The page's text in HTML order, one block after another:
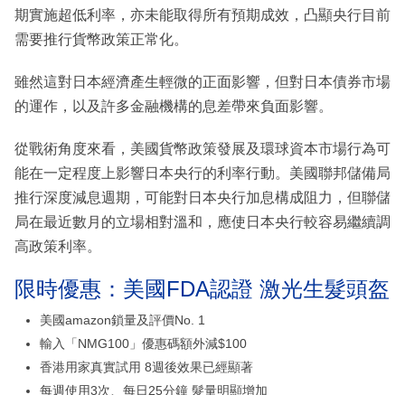
期實施超低利率，亦未能取得所有預期成效，凸顯央行目前
需要推行貨幣政策正常化。
雖然這對日本經濟產生輕微的正面影響，但對日本債券市場
的運作，以及許多金融機構的息差帶來負面影響。
從戰術角度來看，美國貨幣政策發展及環球資本市場行為可
能在一定程度上影響日本央行的利率行動。美國聯邦儲備局
推行深度減息週期，可能對日本央行加息構成阻力，但聯儲
局在最近數月的立場相對溫和，應使日本央行較容易繼續調
高政策利率。
限時優惠：美國FDA認證 激光生髮頭盔
美國amazon鎖量及評價No. 1
輸入「NMG100」優惠碼額外減$100
香港用家真實試用 8週後效果已經顯著
每週使用3次、每日25分鐘 髮量明顯增加